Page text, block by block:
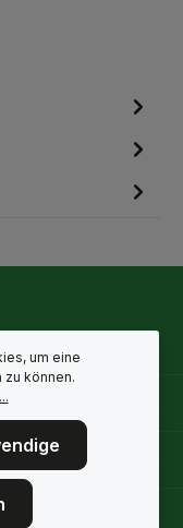
um eine
können.